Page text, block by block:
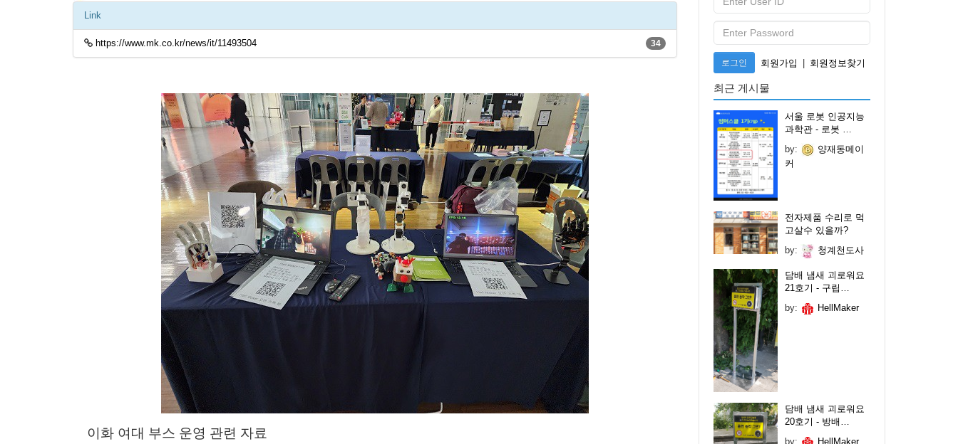
Link
https://www.mk.co.kr/news/it/11493504 34
이화 여대 부스 운영 관련 자료
로그인 회원가입 회원정보찾기
최근 게시물
서울 로봇 인공지능
과학관 - 로봇 …
by:
양재동메이
커
전자제품 수리로 먹
고살수 있을까?
by:
청계천도사
담배 냄새 괴로워요
21호기 - 구립…
by:
HellMaker
담배 냄새 괴로워요
20호기 - 방배…
by:
HellMaker